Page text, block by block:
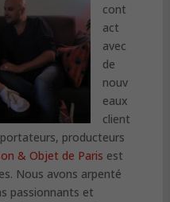
cont
act
avec
de
nouv
eaux
client
producteurs
& Objet de Paris est
Nous avons arpenté
passionnants et